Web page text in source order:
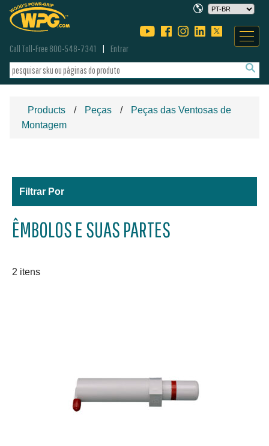
Call Toll-Free 800-548-7341 Entrar
Products Peças
Peças das Ventosas de
Montagem
Filtrar Por
ÊMBOLOS E SUAS PARTES
2 itens